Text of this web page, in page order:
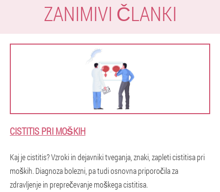
ZANIMIVI ČLANKI
CISTITIS PRI MOŠKIH
Kaj je cistitis? Vzroki in dejavniki tveganja, znaki, zapleti cistitisa pri
moških. Diagnoza bolezni, pa tudi osnovna priporočila za
zdravljenje in preprečevanje moškega cistitisa.